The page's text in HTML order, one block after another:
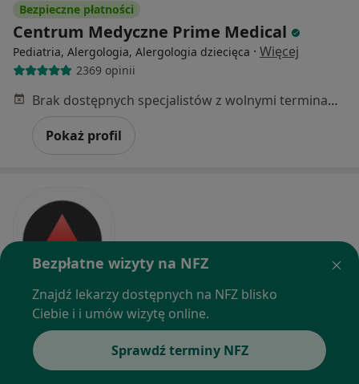
Bezpieczne płatności
Centrum Medyczne Prime Medical
Pediatria, Alergologia, Alergologia dziecięca · Więcej
2369 opinii
Brak dostępnych specjalistów z wolnymi terminami w tym centrum medycznym.
Pokaż profil
Bezpieczne płatności
Hemoklinika sp. z o.o.
Pediatria, Hematologia, Chirurgia ·Więcej
Bezpłatne wizyty na NFZ
Znajdź lekarzy dostępnych na NFZ blisko
Ciebie i i umów wizytę online.
Sprawdź terminy NFZ